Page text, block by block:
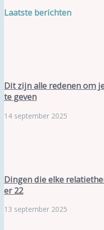
Laatste berichten
Dit zijn alle redenen om
te geven
14 september 2025
Dingen die elke
er 22
13 september 2025